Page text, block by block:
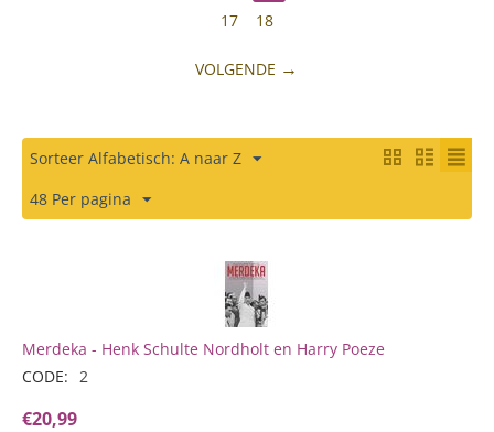
17
18
VOLGENDE
Sorteer Alfabetisch: A naar Z
48 Per pagina
Merdeka - Henk Schulte Nordholt en Harry Poeze
CODE: 2
€20,99